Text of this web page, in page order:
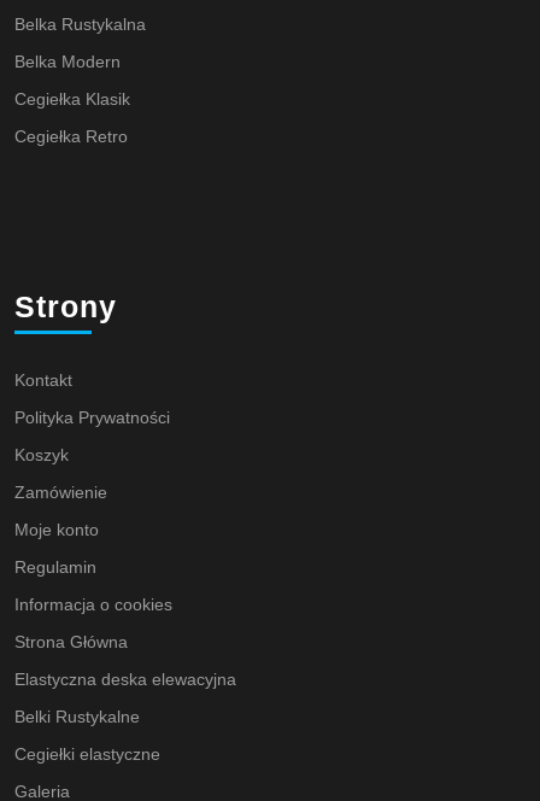
Belka Rustykalna
Belka Modern
Cegiełka Klasik
Cegiełka Retro
Strony
Kontakt
Polityka Prywatności
Koszyk
Zamówienie
Moje konto
Regulamin
Informacja o cookies
Strona Główna
Elastyczna deska elewacyjna
Belki Rustykalne
Cegiełki elastyczne
Galeria